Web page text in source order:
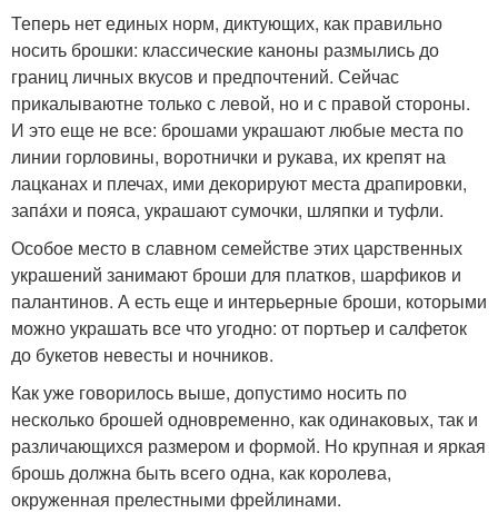
Теперь нет единых норм, диктующих, как правильно
носить брошки: классические каноны размылись до
границ личных вкусов и предпочтений. Сейчас
прикалываютне только с левой, но и с правой стороны.
И это еще не все: брошами украшают любые места по
линии горловины, воротнички и рукава, их крепят на
лацканах и плечах, ими декорируют места драпировки,
запáхи и пояса, украшают сумочки, шляпки и туфли.
Особое место в славном семействе этих царственных
украшений занимают броши для платков, шарфиков и
палантинов. А есть еще и интерьерные броши, которыми
можно украшать все что угодно: от портьер и салфеток
до букетов невесты и ночников.
Как уже говорилось выше, допустимо носить по
несколько брошей одновременно, как одинаковых, так и
различающихся размером и формой. Но крупная и яркая
брошь должна быть всего одна, как королева,
окруженная прелестными фрейлинами.